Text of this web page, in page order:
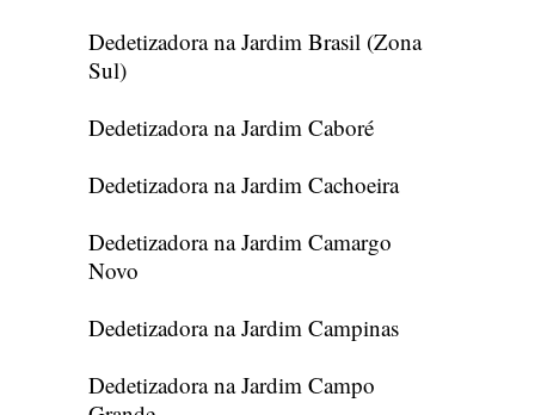
Dedetizadora na Jardim Brasil (Zona
Sul)
Dedetizadora na Jardim Caboré
Dedetizadora na Jardim Cachoeira
Dedetizadora na Jardim Camargo
Novo
Dedetizadora na Jardim Campinas
Dedetizadora na Jardim Campo